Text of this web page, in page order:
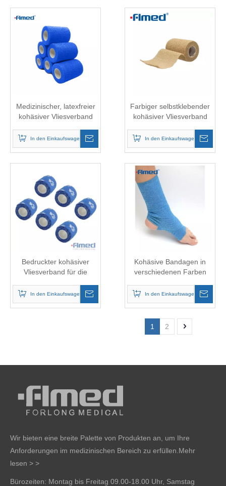
Medizinischer, latexfreier
kohäsiver Vliesverband
In den Einkaufswagen
Farbiger selbstklebender
kohäsiver Vliesverband
In den Einkaufswagen
Bedruckter kohäsiver
Vliesverband für die
In den Einkaufswagen
Kohäsive Bandagen in
verschiedenen Farben
In den Einkaufswagen
1 2
Wir bieten eine breite Palette von Produkten an, um Ihre
Anforderungen im medizinischen Bereich zu erfüllen. Mehr
lesen > >
Bürozeiten: Montag bis Freitag 09.00-18.00 Uhr, Samstag